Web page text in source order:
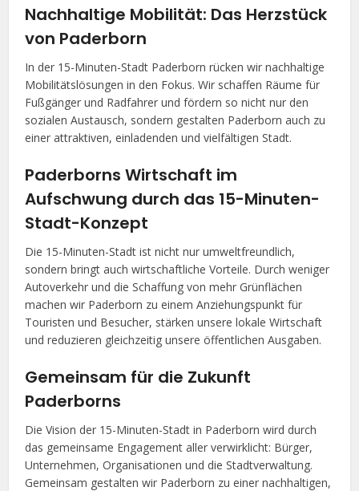
Nachhaltige Mobilität: Das Herzstück
von Paderborn
In der 15-Minuten-Stadt Paderborn rücken wir nachhaltige
Mobilitätslösungen in den Fokus. Wir schaffen Räume für
Fußgänger und Radfahrer und fördern so nicht nur den
sozialen Austausch, sondern gestalten Paderborn auch zu
einer attraktiven, einladenden und vielfältigen Stadt.
Paderborns Wirtschaft im
Aufschwung durch das 15-Minuten-
Stadt-Konzept
Die 15-Minuten-Stadt ist nicht nur umweltfreundlich,
sondern bringt auch wirtschaftliche Vorteile. Durch weniger
Autoverkehr und die Schaffung von mehr Grünflächen
machen wir Paderborn zu einem Anziehungspunkt für
Touristen und Besucher, stärken unsere lokale Wirtschaft
und reduzieren gleichzeitig unsere öffentlichen Ausgaben.
Gemeinsam für die Zukunft
Paderborns
Die Vision der 15-Minuten-Stadt in Paderborn wird durch
das gemeinsame Engagement aller verwirklicht: Bürger,
Unternehmen, Organisationen und die Stadtverwaltung.
Gemeinsam gestalten wir Paderborn zu einer nachhaltigen,